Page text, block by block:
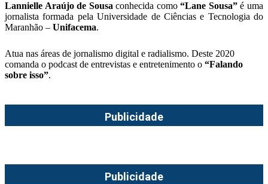
Lannielle Araújo de Sousa conhecida como“Lane Sousa”é uma
jornalista formada pela Universidade de Ciências e Tecnologia do
Maranhão – Unifacema.
Atua nas áreas de jornalismo digital e radialismo. Deste 2020
comanda o podcast de entrevistas e entretenimento o “Falando
sobre isso”.
Publicidade
Publicidade